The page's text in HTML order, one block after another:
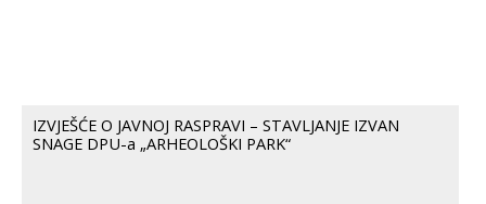
IZVJEŠĆE O JAVNOJ RASPRAVI – STAVLJANJE IZVAN
SNAGE DPU-a „ARHEOLOŠKI PARK“